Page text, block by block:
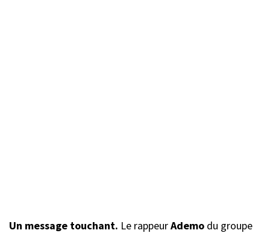
Un message touchant. Le rappeurAdemo du groupe